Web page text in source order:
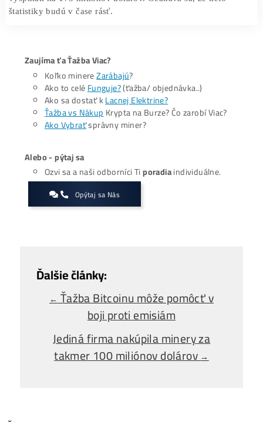
638 144 transakcií, pričom 392 574 z nich sa týkalo
Inscriptions v hodnote celkovo 4 231 BTC, pričom
vyšplhali na 173 miliónov dolárov. Očakáva sa, že tieto
štatistiky budú v čase rásť.
Zaujíma ťa Ťažba Viac?
Koľko minereZarábajú
Ako to celéFunguje?
Ako sa dostať kLacnej Elektrine?
Alebo - pýtaj sa
Ozvi sa a naši odborníci Tiporadiaindividuálne.
Opýtaj sa Nás